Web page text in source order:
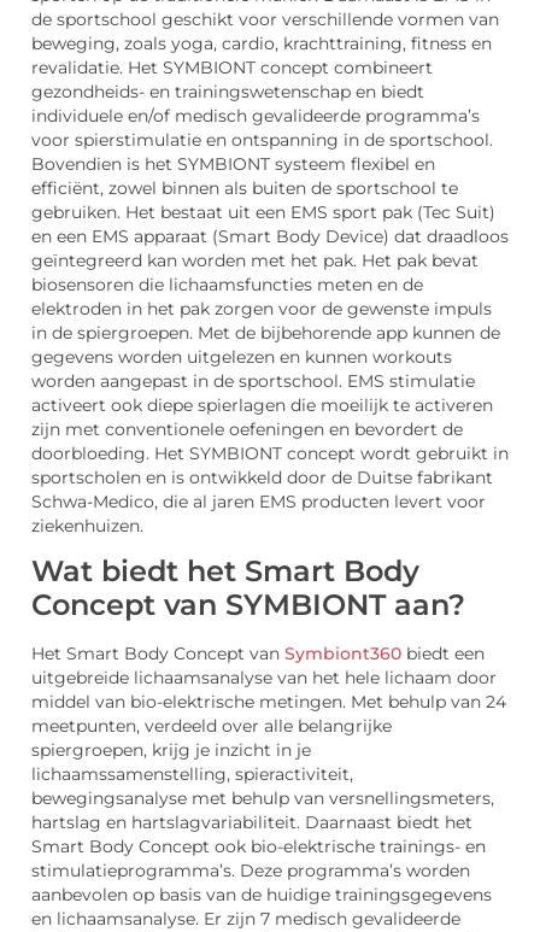
de sportschool geschikt voor verschillende vormen van
beweging, zoals yoga, cardio, krachttraining, fitness en
revalidatie. Het SYMBIONT concept combineert
gezondheids- en trainingswetenschap en biedt
individuele en/of medisch gevalideerde programma’s
voor spierstimulatie en ontspanning in de sportschool.
Bovendien is het SYMBIONT systeem flexibel en
efficiënt, zowel binnen als buiten de sportschool te
gebruiken. Het bestaat uit een EMS sport pak (Tec Suit)
en een EMS apparaat (Smart Body Device) dat draadloos
geïntegreerd kan worden met het pak. Het pak bevat
biosensoren die lichaamsfuncties meten en de
elektroden in het pak zorgen voor de gewenste impuls
in de spiergroepen. Met de bijbehorende app kunnen de
gegevens worden uitgelezen en kunnen workouts
worden aangepast in de sportschool. EMS stimulatie
activeert ook diepe spierlagen die moeilijk te activeren
zijn met conventionele oefeningen en bevordert de
doorbloeding. Het SYMBIONT concept wordt gebruikt in
sportscholen en is ontwikkeld door de Duitse fabrikant
Schwa-Medico, die al jaren EMS producten levert voor
ziekenhuizen.
Wat biedt het Smart Body
Concept van SYMBIONT aan?
Het Smart Body Concept van Symbiont360 biedt een
uitgebreide lichaamsanalyse van het hele lichaam door
middel van bio-elektrische metingen. Met behulp van 24
meetpunten, verdeeld over alle belangrijke
spiergroepen, krijg je inzicht in je
lichaamssamenstelling, spieractiviteit,
bewegingsanalyse met behulp van versnellingsmeters,
hartslag en hartslagvariabiliteit. Daarnaast biedt het
Smart Body Concept ook bio-elektrische trainings- en
stimulatieprogramma’s. Deze programma’s worden
aanbevolen op basis van de huidige trainingsgegevens
en lichaamsanalyse. Er zijn 7 medisch gevalideerde